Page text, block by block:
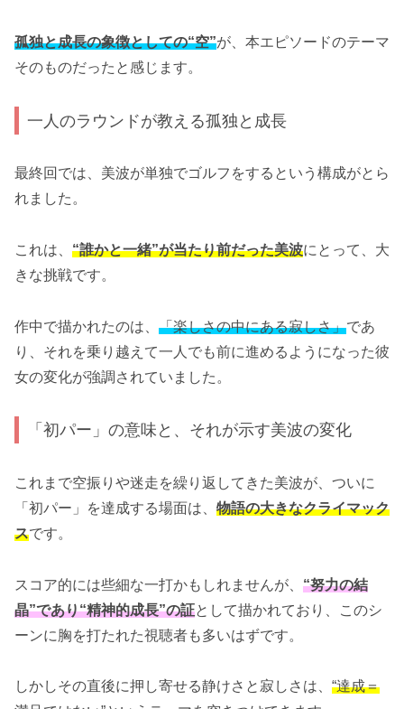
孤独と成長の象徴としての“空”が、本エピソードのテーマ
そのものだったと感じます。
一人のラウンドが教える孤独と成長
最終回では、美波が単独でゴルフをするという構成がとら
れました。
これは、 “誰かと一緒”が当たり前だった美波にとって、大
きな挑戦です。
作中で描かれたのは、 「楽しさの中にある寂しさ」であ
り、それを乗り越えて一人でも前に進めるようになった彼
女の変化が強調されていました。
「初パー」の意味と、それが示す美波の変化
これまで空振りや迷走を繰り返してきた美波が、ついに
「初パー」を達成する場面は、 物語の大きなクライマック
スです。
スコア的には些細な一打かもしれませんが、 “努力の結
晶”であり“精神的成長”の証として描かれており、このシ
ーンに胸を打たれた視聴者も多いはずです。
しかしその直後に押し寄せる静けさと寂しさは、 “達成＝